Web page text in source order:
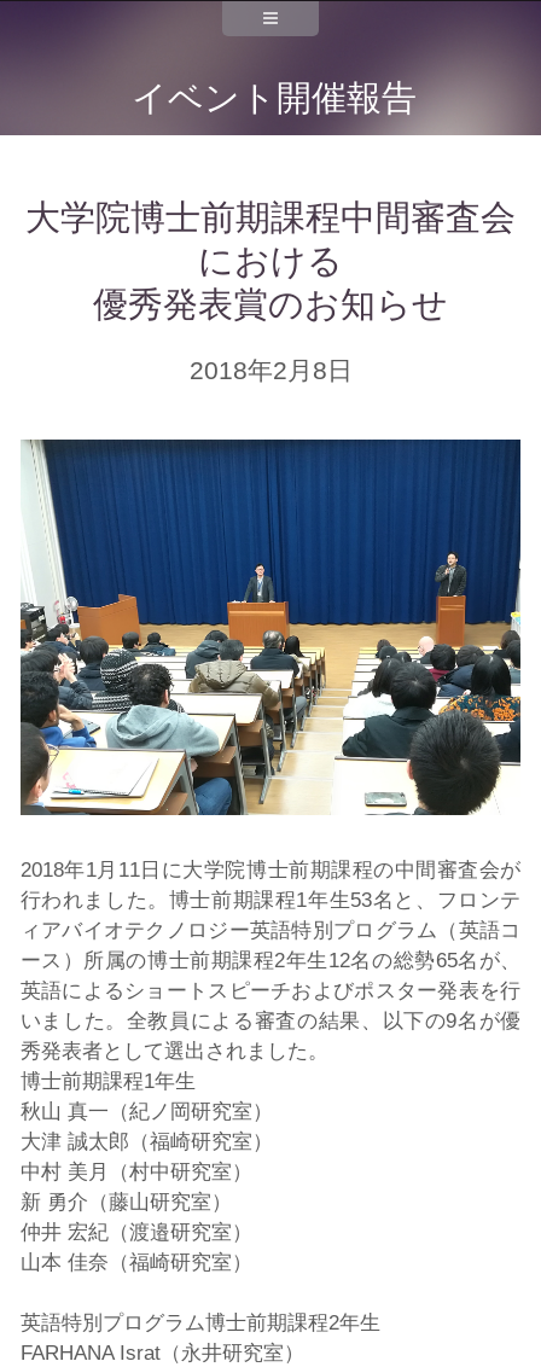
イベント開催報告
大学院博士前期課程中間審査会
における
優秀発表賞のお知らせ
2018年2月8日
2018年1月11日に大学院博士前期課程の中間審査会が
行われました。博士前期課程1年生53名と、フロンテ
ィアバイオテクノロジー英語特別プログラム（英語コ
ース）所属の博士前期課程2年生12名の総勢65名が、
英語によるショートスピーチおよびポスター発表を行
いました。全教員による審査の結果、以下の9名が優
秀発表者として選出されました。
博士前期課程1年生
秋山 真一（紀ノ岡研究室）
大津 誠太郎（福崎研究室）
中村 美月（村中研究室）
新 勇介（藤山研究室）
仲井 宏紀（渡邉研究室）
山本 佳奈（福崎研究室）
英語特別プログラム博士前期課程2年生
FARHANA Israt（永井研究室）